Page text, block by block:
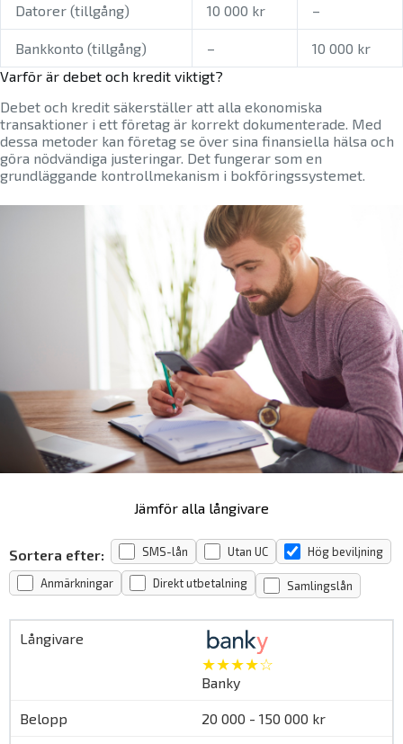
Datorer (tillgång) 10 000 kr –
Bankkonto (tillgång) –
10 000 kr
Varför är debet och kredit viktigt?
Debet och kredit säkerställer att alla ekonomiska
transaktioner i ett företag är korrekt dokumenterade. Med
dessa metoder kan företag se över sina finansiella hälsa och
göra nödvändiga justeringar. Det fungerar som en
grundläggande kontrollmekanism i bokföringssystemet.
Jämför alla långivare
Sortera efter: SMS-lån Utan UC Hög beviljning
Anmärkningar Direkt utbetalning Samlingslån
★★★★☆
Banky
20 000 - 150 000 kr